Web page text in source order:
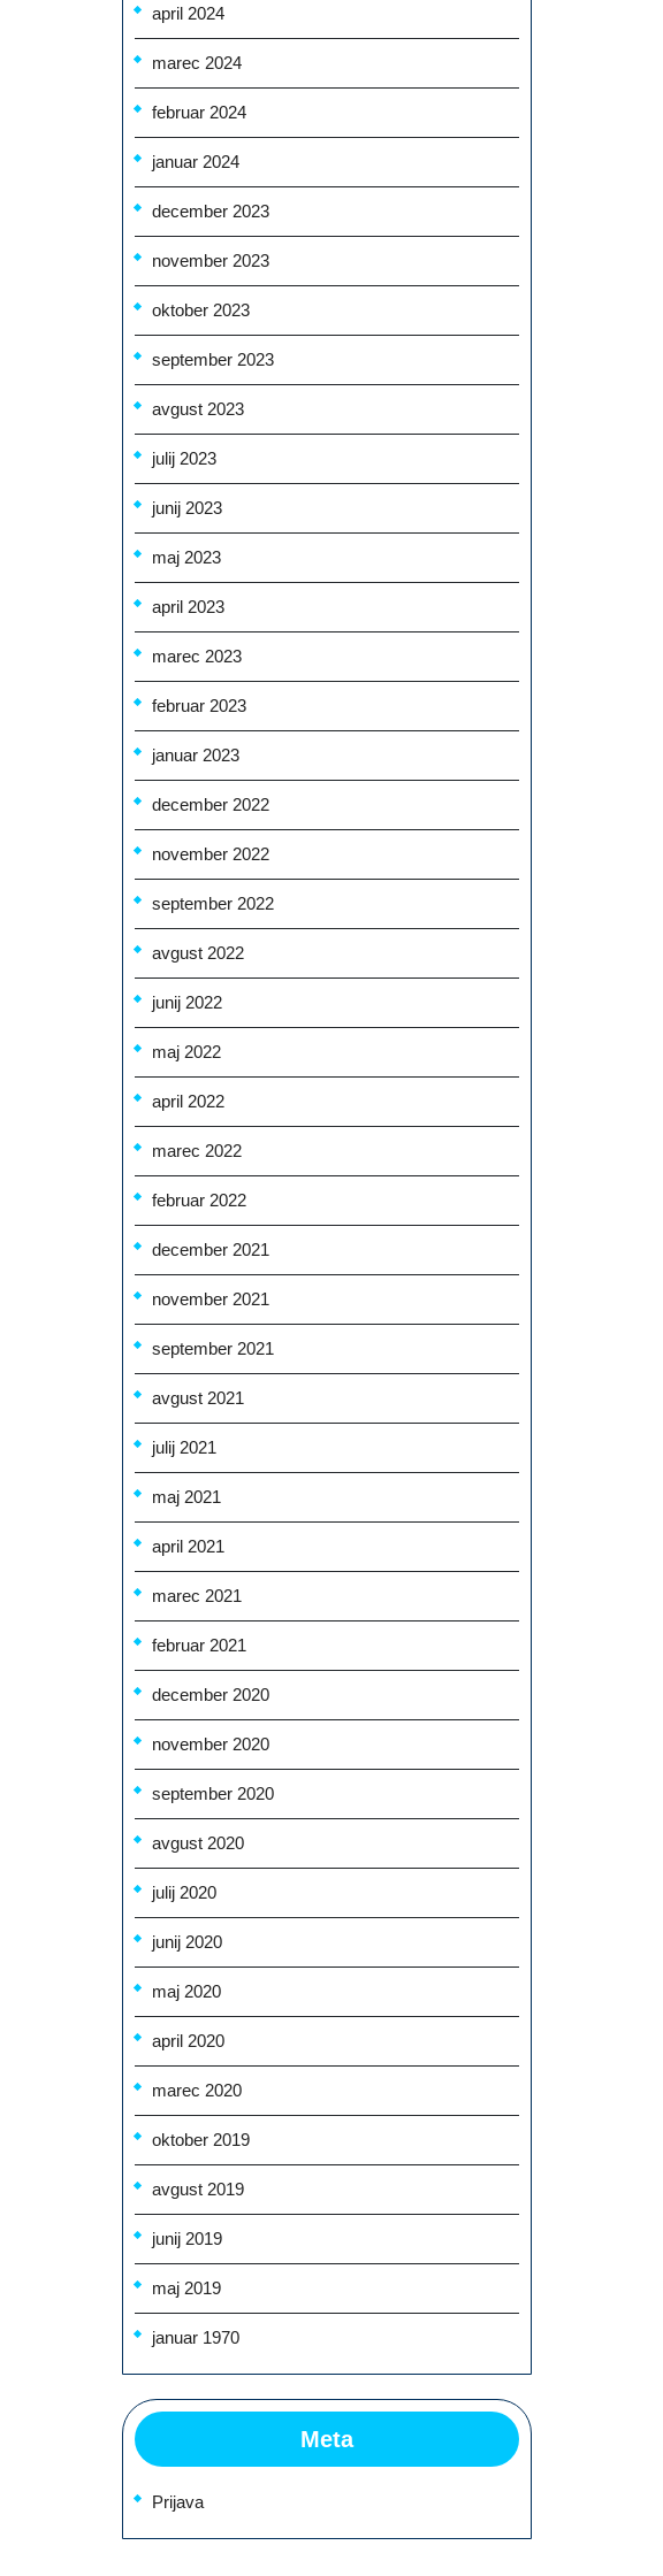
april 2024
marec 2024
februar 2024
januar 2024
december 2023
november 2023
oktober 2023
september 2023
avgust 2023
julij 2023
junij 2023
maj 2023
april 2023
marec 2023
februar 2023
januar 2023
december 2022
november 2022
september 2022
avgust 2022
junij 2022
maj 2022
april 2022
marec 2022
februar 2022
december 2021
november 2021
september 2021
avgust 2021
julij 2021
maj 2021
april 2021
marec 2021
februar 2021
december 2020
november 2020
september 2020
avgust 2020
julij 2020
junij 2020
maj 2020
april 2020
marec 2020
oktober 2019
avgust 2019
junij 2019
maj 2019
januar 1970
Meta
Prijava